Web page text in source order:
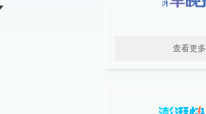
查看更多